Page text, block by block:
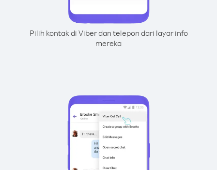
Pilih kontak di Viber dan telepon dari layar info
mereka